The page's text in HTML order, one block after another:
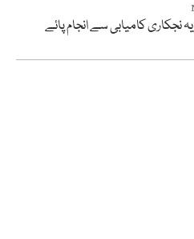
کامیابی سے انجام پائے